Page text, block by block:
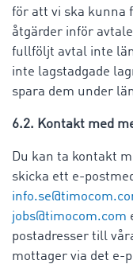
för att vi ska kunna
åtgärder inför
fullföljt avtal inte
inte lagstadgade
spara dem under
6.2. Kontakt med
Du kan ta kontakt
skicka ett e-
jobs@timocom.com
postadresser till
mottager via det e-